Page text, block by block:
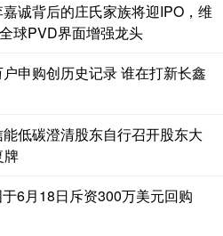
诚背后的庄氏家族将迎IPO，维
球PVD界面增强龙头
申购创历史记录 谁在打新长鑫
低碳澄清股东自行召开股东大
牌
6月18日斥资300万美元回购